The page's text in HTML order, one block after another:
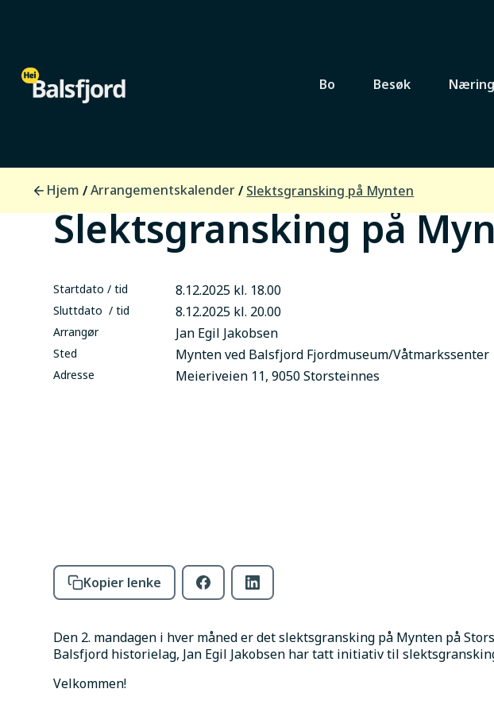
Bo Besøk
Hjem /Arrangementskalender/ Slektsgransking på Mynten
Slektsgransking på
Startdato / tid 8.12.2025 kl. 18.00
Sluttdato / tid 8.12.2025 kl. 20.00
Arrangør Jan Egil Jakobsen
Sted Mynten ved Balsfjord Fjordmuseum/Våtmarkssenter
Adresse Meieriveien 11, 9050 Storsteinnes
Kopier lenke
Den 2. mandagen i hver måned er det slektsgransking på Mynten på
Balsfjord historielag, Jan Egil Jakobsen har tatt initiativ til
Velkommen!